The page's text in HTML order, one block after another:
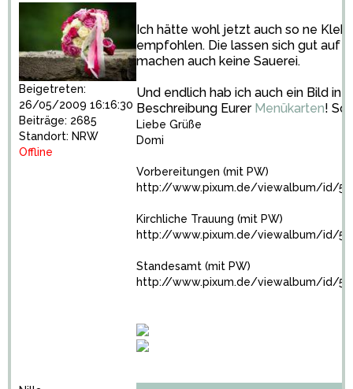
Beigetreten:
26/05/2009 16:16:30
Beiträge: 2685
Standort: NRW
Offline
Ich hätte wohl jetzt auch so ne
empfohlen. Die lassen sich gut auf
machen auch keine Sauerei.
Und endlich hab ich auch ein Bild in
Beschreibung Eurer Menükarten!
Liebe Grüße
Domi
Vorbereitungen (mit PW)
http://www.pixum.de/viewalbum/id/
Kirchliche Trauung (mit PW)
http://www.pixum.de/viewalbum/id/
Standesamt (mit PW)
http://www.pixum.de/viewalbum/id/